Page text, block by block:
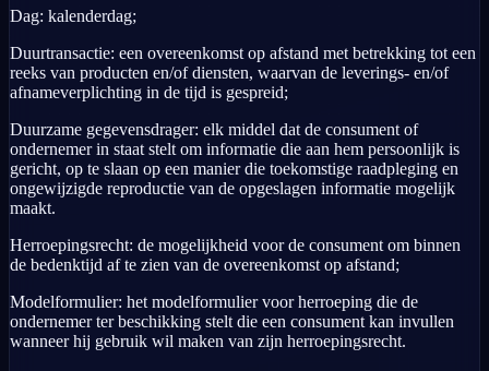
Dag: kalenderdag;
Duurtransactie: een overeenkomst op afstand met betrekking tot een
reeks van producten en/of diensten, waarvan de leverings- en/of
afnameverplichting in de tijd is gespreid;
Duurzame gegevensdrager: elk middel dat de consument of
ondernemer in staat stelt om informatie die aan hem persoonlijk is
gericht, op te slaan op een manier die toekomstige raadpleging en
ongewijzigde reproductie van de opgeslagen informatie mogelijk
maakt.
Herroepingsrecht: de mogelijkheid voor de consument om binnen
de bedenktijd af te zien van de overeenkomst op afstand;
Modelformulier: het modelformulier voor herroeping die de
ondernemer ter beschikking stelt die een consument kan invullen
wanneer hij gebruik wil maken van zijn herroepingsrecht.